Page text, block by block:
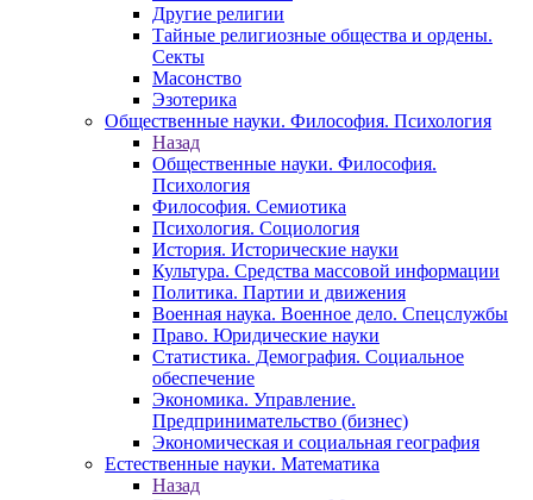
Другие религии
Тайные религиозные общества и ордены.
Секты
Масонство
Эзотерика
Общественные науки. Философия. Психология
Назад
Общественные науки. Философия.
Психология
Философия. Семиотика
Психология. Социология
История. Исторические науки
Культура. Средства массовой информации
Политика. Партии и движения
Военная наука. Военное дело. Спецслужбы
Право. Юридические науки
Статистика. Демография. Социальное
обеспечение
Экономика. Управление.
Предпринимательство (бизнес)
Экономическая и социальная география
Естественные науки. Математика
Назад